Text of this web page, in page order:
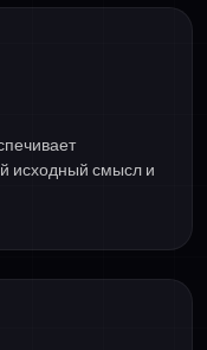
исходный смысл и